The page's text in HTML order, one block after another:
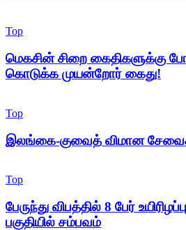
Top
மெகசின் சிறை கைதிகளுக்கு
கொடுக்க முயன்றோர் கைது!
Top
இலங்கை-குவைத் விமான
Top
பேருந்து விபத்தில் 8 பேர்
பகுதியில் சம்பவம்